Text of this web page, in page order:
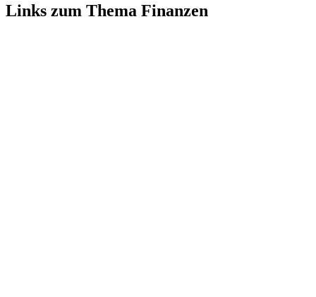
Links zum Thema Finanzen